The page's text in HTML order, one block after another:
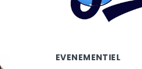
EVENEMENTIEL